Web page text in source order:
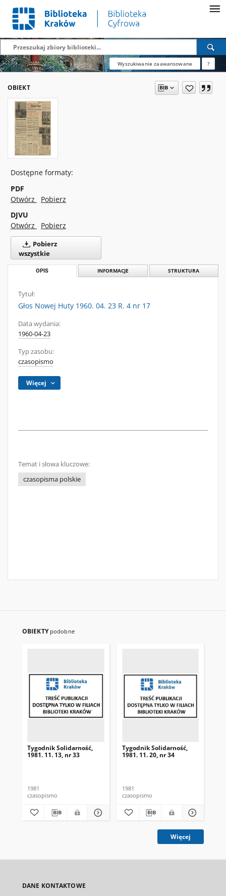
Wyszukiwanie zaawansowane ?
OBIEKT
Dostępne formaty:
PDF
Otwórz
Pobierz
DJVU
Otwórz
Pobierz
Pobierz
wszystkie
OPIS INFORMACJE STRUKTURA
Tytuł:
Głos Nowej Huty 1960. 04. 23 R. 4 nr 17
Data wydania:
1960-04-23
Typ zasobu:
czasopismo
Więcej
Temat i słowa kluczowe:
czasopisma polskie
OBIEKTY podobne
Tygodnik Solidarność,
1981. 11. 13, nr 33
1981
czasopismo
Tygodnik Solidarność,
1981. 11. 20, nr 34
1981
czasopismo
Więcej
DANE KONTAKTOWE